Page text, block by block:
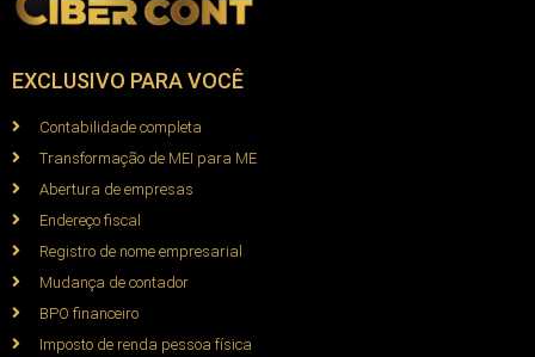
EXCLUSIVO PARA VOCÊ
Contabilidade completa
Transformação de MEI para ME
Abertura de empresas
Endereço fiscal
Registro de nome empresarial
Mudança de contador
BPO financeiro
Imposto de renda pessoa física